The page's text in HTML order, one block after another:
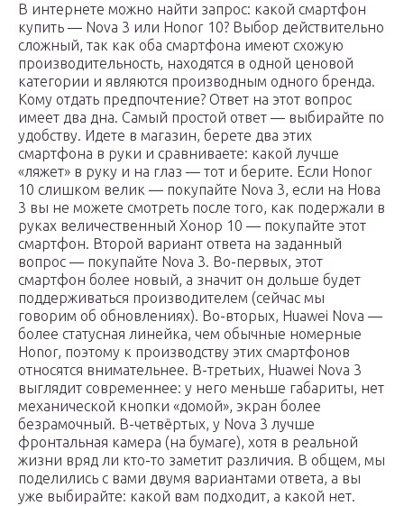
В интернете можно найти запрос: какой смартфон
купить — Nova 3 или Honor 10? Выбор действительно
сложный, так как оба смартфона имеют схожую
производительность, находятся в одной ценовой
категории и являются производным одного бренда.
Кому отдать предпочтение? Ответ на этот вопрос
имеет два дна. Самый простой ответ — выбирайте по
удобству. Идете в магазин, берете два этих
смартфона в руки и сравниваете: какой лучше
«ляжет» в руку и на глаз — тот и берите. Если Honor
10 слишком велик — покупайте Nova 3, если на Нова
3 вы не можете смотреть после того, как подержали в
руках величественный Хонор 10 — покупайте этот
смартфон. Второй вариант ответа на заданный
вопрос — покупайте Nova 3. Во-первых, этот
смартфон более новый, а значит он дольше будет
поддерживаться производителем (сейчас мы
говорим об обновлениях). Во-вторых, Huawei Nova —
более статусная линейка, чем обычные номерные
Honor, поэтому к производству этих смартфонов
относятся внимательнее. В-третьих, Huawei Nova 3
выглядит современнее: у него меньше габариты, нет
механической кнопки «домой», экран более
безрамочный. В-четвёртых, у Nova 3 лучше
фронтальная камера (на бумаге), хотя в реальной
жизни вряд ли кто-то заметит различия. В общем, мы
поделились с вами двумя вариантами ответа, а вы
уже выбирайте: какой вам подходит, а какой нет.